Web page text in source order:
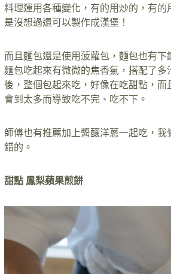
料理運用各種變化，有的用炒的，有的
是沒想過還可以製作成漢堡！
而且麵包還是使用菠蘿包，麵包也有下
麵包吃起來有微微的焦香氣，搭配了多
後，整個包起來吃，好像在吃甜點，而
會到太多而導致吃不完、吃不下。
師傅也有推薦加上醬釀洋蔥一起吃，我
錯的。
甜點 鳳梨蘋果煎餅